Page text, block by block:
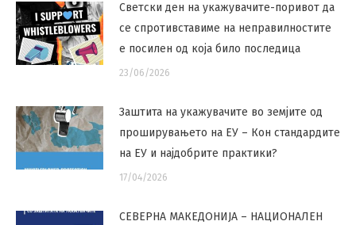
Светски ден на укажувачите-поривот да
се спротивставиме на неправилностите
е посилен од која било последица
23/06/2026
Заштита на укажувачите во земјите од
проширувањето на ЕУ – Кон стандардите
на ЕУ и најдобрите практики?
17/04/2026
СЕВЕРНА МАКЕДОНИЈА – НАЦИОНАЛЕН